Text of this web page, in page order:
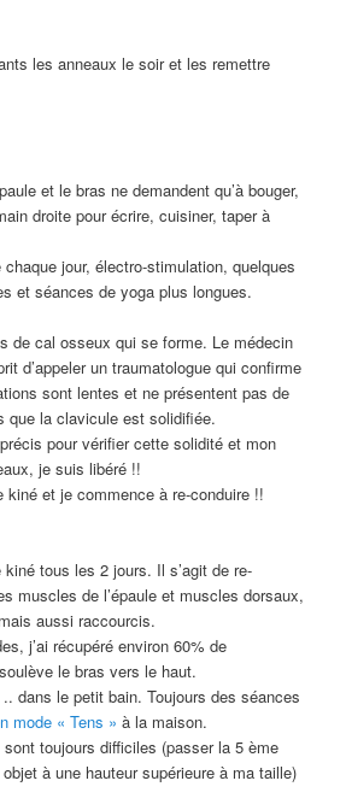
les anneaux le soir et les remettre
et le bras ne demandent qu’à bouger,
droite pour écrire, cuisiner, taper à
jour, électro-stimulation, quelques
et séances de yoga plus longues.
de cal osseux qui se forme. Le médecin
d’appeler un traumatologue qui confirme
sont lentes et ne présentent pas de
que la clavicule est solidifiée.
pour vérifier cette solidité et mon
je suis libéré !!
kiné et je commence à re-conduire !!
tous les 2 jours. Il s’agit de re-
muscles de l’épaule et muscles dorsaux,
aussi raccourcis.
j’ai récupéré environ 60% de
le bras vers le haut.
dans le petit bain. Toujours des séances
mode « Tens » à la maison.
toujours difficiles (passer la 5 ème
à une hauteur supérieure à ma taille)